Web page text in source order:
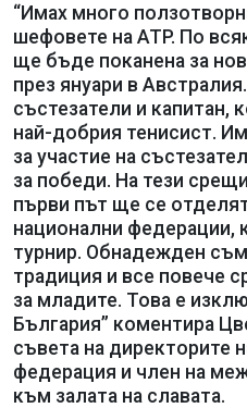
“Имах много
шефовете на ATP. По
ще бъде поканена за
през януари в
състезатели и капитан,
най-добрия тенисист.
за участие на
за победи. На тези
първи път ще се
национални федерации,
турнир. Обнадежден
традиция и все повече
за младите. Това е
България” коментира
съвета на директорите
федерация и член на
към залата на славата.